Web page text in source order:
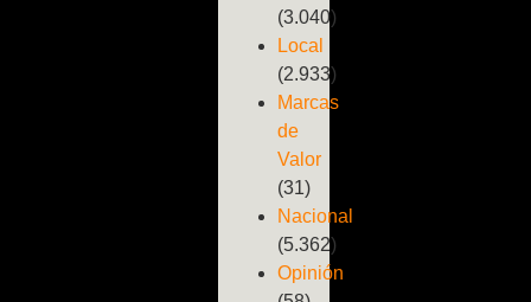
(3.040)
Local
(2.933)
Marcas
de
Valor
(31)
Nacional
(5.362)
Opinión